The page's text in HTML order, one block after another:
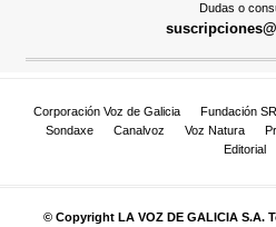
Dudas o
Corporación Voz de Galicia Fundación
Sondaxe
Canalvoz Voz Natura
Editorial
© Copyright LA VOZ DE GALICIA S.A.